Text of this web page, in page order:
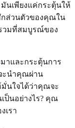
นเพียงแค่กระตุ้นให้
ส่วนตัวของคุณใน
วมที่สมบูรณ์ของ
าและกระตุ้นการ
ะนำคุณผ่าน
นใจได้ว่าคุณจะ
ป็นอย่างไร? คุณ
เรา